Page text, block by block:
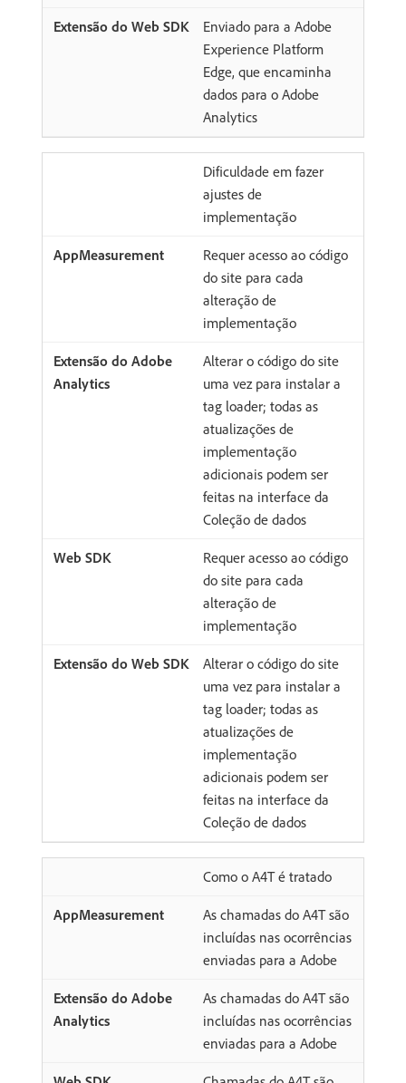
Enviado para a Adobe
Experience Platform
Edge, que encaminha
dados para o Adobe
Analytics
Dificuldade em fazer
ajustes de
implementação
Requer acesso ao código
do site para cada
alteração de
implementação
Alterar o código do site
uma vez para instalar a
tag loader; todas as
atualizações de
implementação
adicionais podem ser
feitas na interface da
Coleção de dados
Requer acesso ao código
do site para cada
alteração de
implementação
Alterar o código do site
uma vez para instalar a
tag loader; todas as
atualizações de
implementação
adicionais podem ser
feitas na interface da
Coleção de dados
Como o A4T é tratado
As chamadas do A4T são
incluídas nas ocorrências
enviadas para a Adobe
As chamadas do A4T são
incluídas nas ocorrências
enviadas para a Adobe